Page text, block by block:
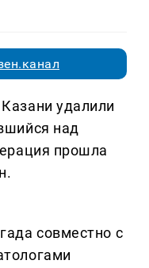
удалили
над
прошла
совместно с